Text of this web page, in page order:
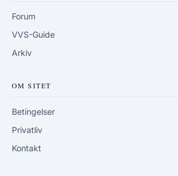
Forum
VVS-Guide
Arkiv
OM SITET
Betingelser
Privatliv
Kontakt